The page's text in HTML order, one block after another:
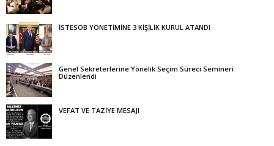
İSTESOB YÖNETİMİNE 3 KİŞİLİK KURUL ATANDI
Genel Sekreterlerine Yönelik Seçim Süreci Semineri
Düzenlendi
VEFAT VE TAZİYE MESAJI